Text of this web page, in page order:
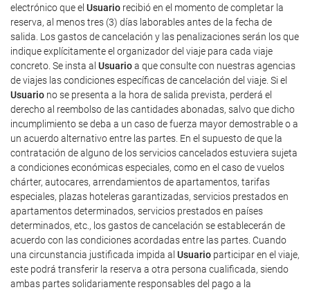
electrónico que el Usuario recibió en el momento de completar la
reserva, al menos tres (3) días laborables antes de la fecha de
salida. Los gastos de cancelación y las penalizaciones serán los que
indique explícitamente el organizador del viaje para cada viaje
concreto. Se insta al Usuarioa que consulte con nuestras agencias
de viajes las condiciones específicas de cancelación del viaje. Si el
Usuario no se presenta a la hora de salida prevista, perderá el
derecho al reembolso de las cantidades abonadas, salvo que dicho
incumplimiento se deba a un caso de fuerza mayor demostrable o a
un acuerdo alternativo entre las partes. En el supuesto de que la
contratación de alguno de los servicios cancelados estuviera sujeta
a condiciones económicas especiales, como en el caso de vuelos
chárter, autocares, arrendamientos de apartamentos, tarifas
especiales, plazas hoteleras garantizadas, servicios prestados en
apartamentos determinados, servicios prestados en países
determinados, etc., los gastos de cancelación se establecerán de
acuerdo con las condiciones acordadas entre las partes. Cuando
una circunstancia justificada impida al Usuario participar en el viaje,
este podrá transferir la reserva a otra persona cualificada, siendo
ambas partes solidariamente responsables del pago a la